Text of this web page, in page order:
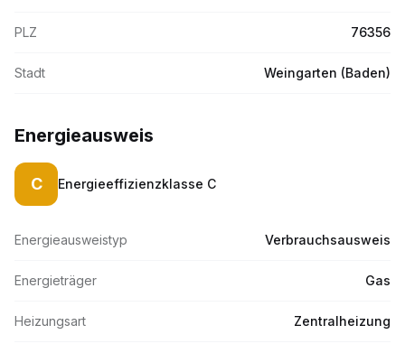
PLZ 76356
Stadt Weingarten (Baden)
Energieausweis
C Energieeffizienzklasse C
Energieausweistyp Verbrauchsausweis
Energieträger Gas
Heizungsart Zentralheizung